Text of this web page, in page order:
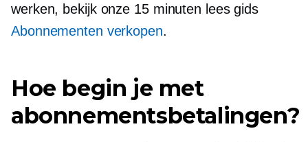
werken, bekijk onze 15 minuten lees gids
Abonnementen verkopen.
Hoe begin je met
abonnementsbetalingen?